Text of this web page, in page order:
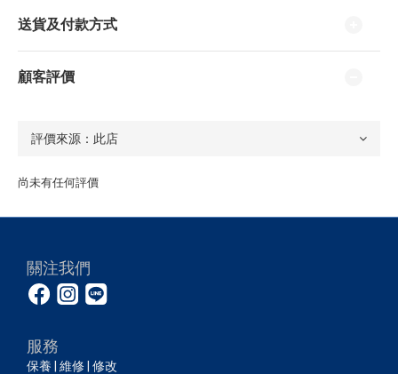
送貨及付款方式
顧客評價
尚未有任何評價
關注我們
服務
保養 | 維修 | 修改